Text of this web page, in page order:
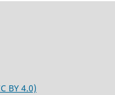
BY 4.0)